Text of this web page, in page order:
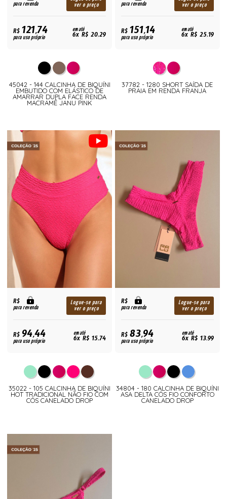
para revenda
ver o preço
R$121,74
para uso próprio
em até
6x R$ 20,29
45042 - 144 CALCINHA DE BIQUÍNI
EMBUTIDO COM ELÁSTICO DE
AMARRAR DUPLA FACE RENDA
MACRAMÊ JANU PINK
para revenda
ver o preço
R$151,14
para uso próprio
em até
6x R$ 25,19
37782 - 1280 SHORT SAÍDA DE
PRAIA EM RENDA FRANJA
R$
para revenda
Logue-se para
ver o preço
R$94,44
para uso próprio
em até
6x R$ 15,74
35022 - 105 CALCINHA DE BIQUÍNI
HOT TRADICIONAL NÃO FIO COM
CÓS CANELADO DROP
R$
para revenda
Logue-se para
ver o preço
R$83,94
para uso próprio
em até
6x R$ 13,99
34804 - 180 CALCINHA DE BIQUÍNI
ASA DELTA CÓS FIO CONFORTO
CANELADO DROP